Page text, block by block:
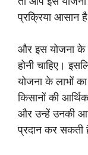
प्रक्रिया आसान है
और इस योजना के
होनी चाहिए।
योजना के लाभों
किसानों की
और उन्हें उनकी
प्रदान कर सकती